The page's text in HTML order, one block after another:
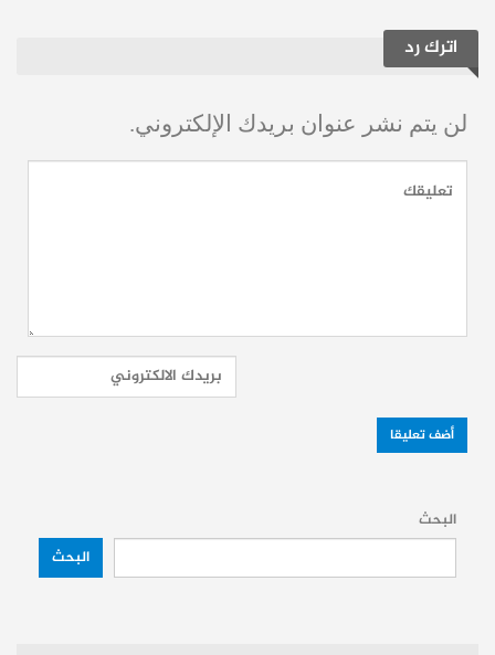
المنطقة:
القناة المعلق
الاتحاد في ضيافة الدحيل بسباق
التأهل لدوري أبطال آسيا للنخبة
حساباتنا:
اترك رد
لن يتم نشر عنوان بريدك الإلكتروني.
البحث
البحث